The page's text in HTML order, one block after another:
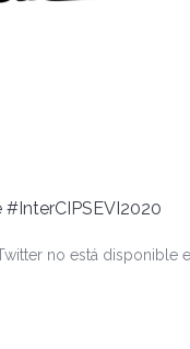
no está disponible